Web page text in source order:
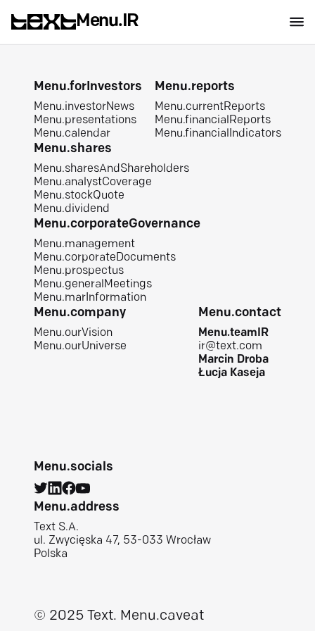
Menu.IR
Menu.forInvestors
Menu.investorNews
Menu.presentations
Menu.calendar
Menu.reports
Menu.currentReports
Menu.financialReports
Menu.financialIndicators
Menu.shares
Menu.sharesAndShareholders
Menu.analystCoverage
Menu.stockQuote
Menu.dividend
Menu.corporateGovernance
Menu.management
Menu.corporateDocuments
Menu.prospectus
Menu.generalMeetings
Menu.marInformation
Menu.company
Menu.ourVision
Menu.ourUniverse
Menu.contact
Menu.teamIR
ir@text.com
Marcin Droba
Łucja Kaseja
Menu.socials
Menu.address
Text S.A.
ul. Zwycięska 47, 53-033 Wrocław
Polska
© 2025 Text. Menu.caveat